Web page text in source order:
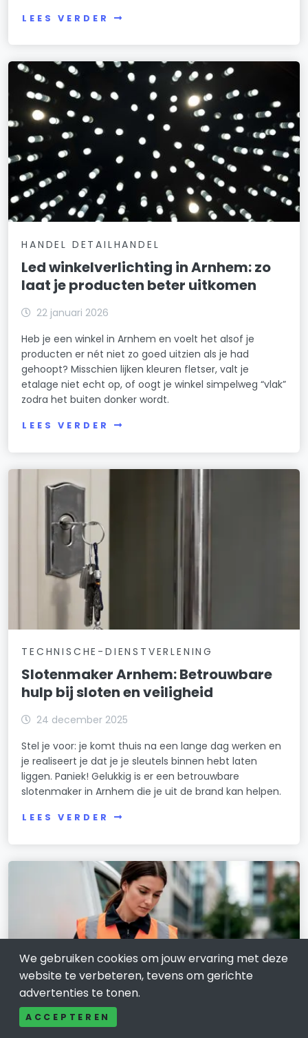
LEES VERDER
HANDEL DETAILHANDEL
Led winkelverlichting in Arnhem: zo
laat je producten beter uitkomen
22 januari 2026
Heb je een winkel in Arnhem en voelt het alsof je
producten er nét niet zo goed uitzien als je had
gehoopt? Misschien lijken kleuren fletser, valt je
etalage niet echt op, of oogt je winkel simpelweg “vlak”
zodra het buiten donker wordt.
LEES VERDER
TECHNISCHE-DIENSTVERLENING
Slotenmaker Arnhem: Betrouwbare
hulp bij sloten en veiligheid
24 december 2025
Stel je voor: je komt thuis na een lange dag werken en
je realiseert je dat je je sleutels binnen hebt laten
liggen. Paniek! Gelukkig is er een betrouwbare
slotenmaker in Arnhem die je uit de brand kan helpen.
LEES VERDER
We gebruiken cookies om jouw ervaring met deze
website te verbeteren, tevens om gerichte
advertenties te tonen.
ACCEPTEREN